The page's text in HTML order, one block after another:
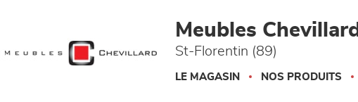
Meubles Chevillard
St-Florentin (89)
LE MAGASIN NOS PRODUITS